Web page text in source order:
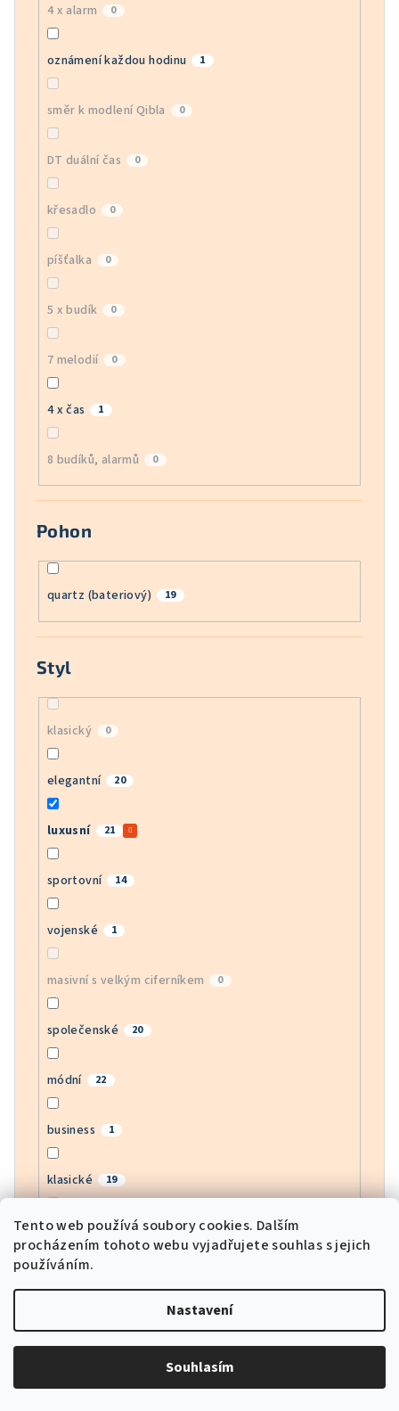
Tento web používá soubory cookies. Dalším
procházením tohoto webu vyjadřujete souhlas s jejich
používáním.
Nastavení
Souhlasím
4 x alarm 0
oznámení každou hodinu 1
směr k modlení Qibla 0
DT duální čas 0
křesadlo 0
píšťalka 0
5 x budík 0
7 melodií 0
4 x čas 1
8 budíků, alarmů 0
Pohon
quartz (bateriový) 19
Styl
klasický 0
elegantní 20
luxusní 21
sportovní 14
vojenské 1
masivní s velkým ciferníkem 0
společenské 20
módní 22
business 1
klasické 19
bussines 0
army 0